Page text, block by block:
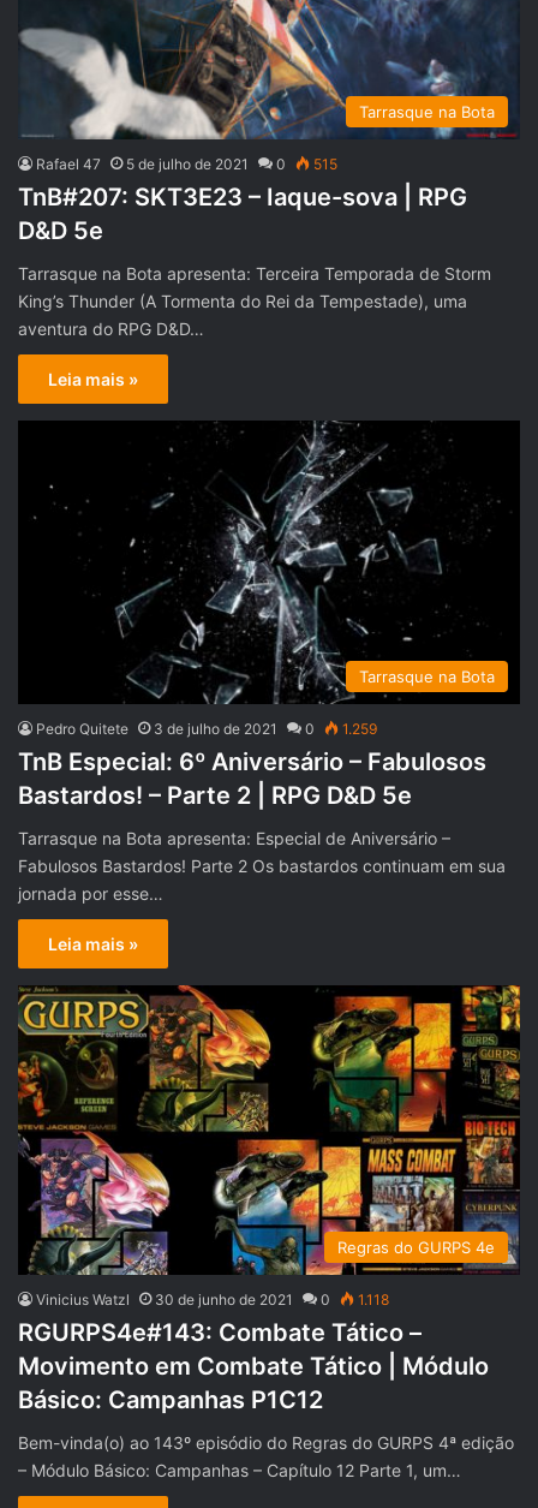
Tarrasque na Bota
Rafael 47 5 de julho de 2021 0 515
TnB#207: SKT3E23 – Iaque-sova | RPG
D&D 5e
Tarrasque na Bota apresenta: Terceira Temporada de Storm
King’s Thunder (A Tormenta do Rei da Tempestade), uma
aventura do RPG D&D…
Leia mais »
Tarrasque na Bota
Pedro Quitete 3 de julho de 2021 0 1.259
TnB Especial: 6º Aniversário – Fabulosos
Bastardos! – Parte 2 | RPG D&D 5e
Tarrasque na Bota apresenta: Especial de Aniversário –
Fabulosos Bastardos! Parte 2 Os bastardos continuam em sua
jornada por esse…
Leia mais »
Regras do GURPS 4e
Vinicius Watzl 30 de junho de 2021 0 1.118
RGURPS4e#143: Combate Tático –
Movimento em Combate Tático | Módulo
Básico: Campanhas P1C12
Bem-vinda(o) ao 143º episódio do Regras do GURPS 4ª edição
– Módulo Básico: Campanhas – Capítulo 12 Parte 1, um…